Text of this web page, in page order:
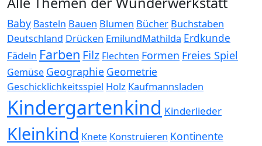
Baby Basteln Bauen Blumen Bücher Buchstaben
Deutschland Drücken EmilundMathilda Erdkunde
Fädeln Farben Filz Flechten Formen Freies Spiel
Gemüse Geographie Geometrie
Geschicklichkeitsspiel Holz Kaufmannsladen
Kindergartenkind Kinderlieder
Kleinkind Knete Konstruieren Kontinente